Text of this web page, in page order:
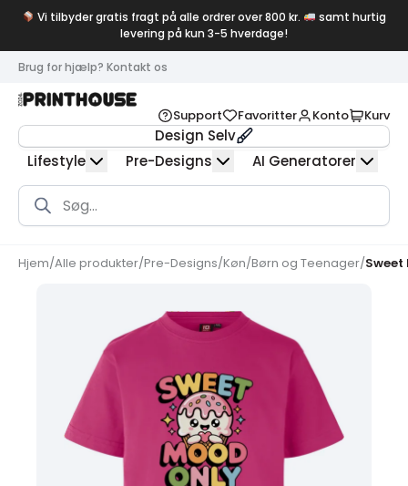
Vi tilbyder gratis fragt på alle ordrer over 800 kr.
samt hurtig
levering på kun 3-5 hverdage!
Brug for hjælp? Kontakt os
Support Favoritter Konto Kurv
Design Selv
Lifestyle
Pre-Designs AI Generatorer
Products
search
Hjem/Alle produkter/Pre-Designs/Køn/Børn og Teenager/